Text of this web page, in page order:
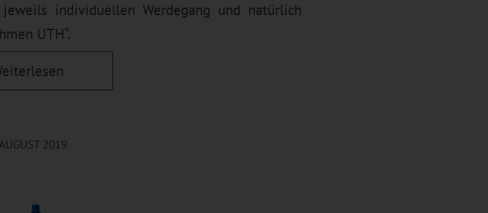
individuellen Werdegang und natürlich
UTH“.
2019